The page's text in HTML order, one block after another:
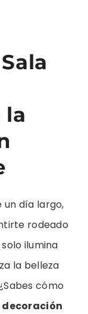
la
un día largo,
rodeado
ilumina
la belleza
cómo
decoración